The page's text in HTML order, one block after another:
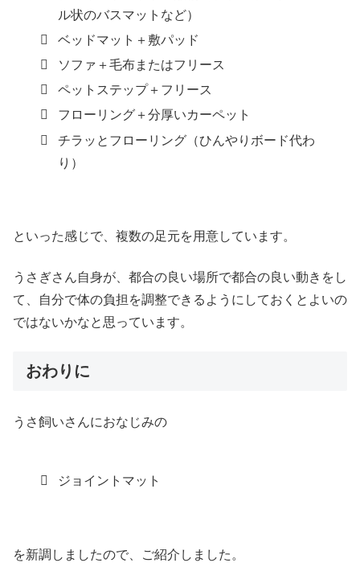
ル状のバスマットなど）
ベッドマット＋敷パッド
ソファ＋毛布またはフリース
ペットステップ＋フリース
フローリング＋分厚いカーペット
チラッとフローリング（ひんやりボード代わ
り）
といった感じで、複数の足元を用意しています。
うさぎさん自身が、都合の良い場所で都合の良い動きをし
て、自分で体の負担を調整できるようにしておくとよいの
ではないかなと思っています。
おわりに
うさ飼いさんにおなじみの
ジョイントマット
を新調しましたので、ご紹介しました。